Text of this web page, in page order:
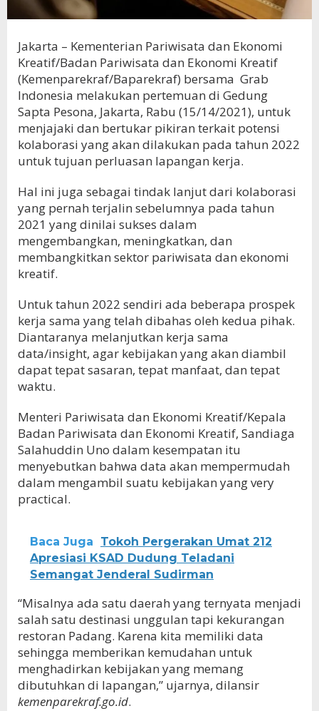
Jakarta – Kementerian Pariwisata dan Ekonomi
Kreatif/Badan Pariwisata dan Ekonomi Kreatif
(Kemenparekraf/Baparekraf) bersama Grab
Indonesia melakukan pertemuan di Gedung
Sapta Pesona, Jakarta, Rabu (15/14/2021), untuk
menjajaki dan bertukar pikiran terkait potensi
kolaborasi yang akan dilakukan pada tahun 2022
untuk tujuan perluasan lapangan kerja.
Hal ini juga sebagai tindak lanjut dari kolaborasi
yang pernah terjalin sebelumnya pada tahun
2021 yang dinilai sukses dalam
mengembangkan, meningkatkan, dan
membangkitkan sektor pariwisata dan ekonomi
kreatif.
Untuk tahun 2022 sendiri ada beberapa prospek
kerja sama yang telah dibahas oleh kedua pihak.
Diantaranya melanjutkan kerja sama
data/insight, agar kebijakan yang akan diambil
dapat tepat sasaran, tepat manfaat, dan tepat
waktu.
Menteri Pariwisata dan Ekonomi Kreatif/Kepala
Badan Pariwisata dan Ekonomi Kreatif, Sandiaga
Salahuddin Uno dalam kesempatan itu
menyebutkan bahwa data akan mempermudah
dalam mengambil suatu kebijakan yang very
practical.
Baca Juga
Tokoh Pergerakan Umat 212
Apresiasi KSAD Dudung Teladani
Semangat Jenderal Sudirman
“Misalnya ada satu daerah yang ternyata menjadi
salah satu destinasi unggulan tapi kekurangan
restoran Padang. Karena kita memiliki data
sehingga memberikan kemudahan untuk
menghadirkan kebijakan yang memang
dibutuhkan di lapangan,” ujarnya, dilansir
kemenparekraf.go.id.